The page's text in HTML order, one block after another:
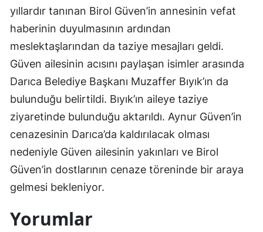
yıllardır tanınan Birol Güven’in annesinin vefat
haberinin duyulmasının ardından
meslektaşlarından da taziye mesajları geldi.
Güven ailesinin acısını paylaşan isimler arasında
Darıca Belediye Başkanı Muzaffer Bıyık’ın da
bulunduğu belirtildi. Bıyık’ın aileye taziye
ziyaretinde bulunduğu aktarıldı. Aynur Güven’in
cenazesinin Darıca’da kaldırılacak olması
nedeniyle Güven ailesinin yakınları ve Birol
Güven’in dostlarının cenaze töreninde bir araya
gelmesi bekleniyor.
Yorumlar